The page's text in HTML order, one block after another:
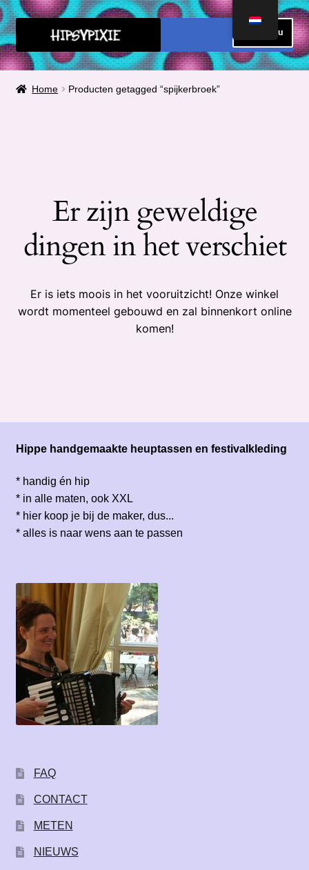
Ga
door
naar
Ga
direct
naar
inhoud
Menu
HOME
CONTACT
SHOP
Winkelmand
Home Producten getagged “spijkerbroek”
Er zijn geweldige
dingen in het verschiet
Er is iets moois in het vooruitzicht! Onze winkel
wordt momenteel gebouwd en zal binnenkort online
komen!
Hippe handgemaakte heuptassen en festivalkleding
* handig én hip
* in alle maten, ook XXL
* hier koop je bij de maker, dus...
* alles is naar wens aan te passen
FAQ
CONTACT
METEN
NIEUWS